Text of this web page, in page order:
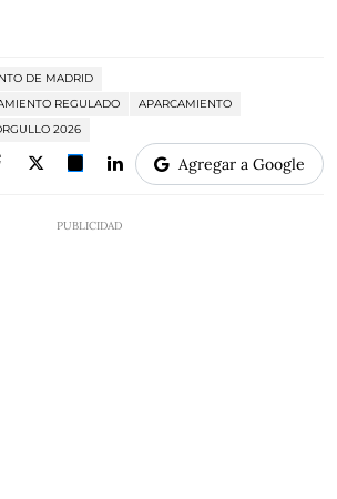
DE MADRID
REGULADO
APARCAMIENTO
2026
Agregar a Google